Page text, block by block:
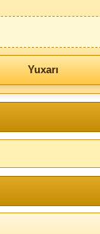
Yuxarı